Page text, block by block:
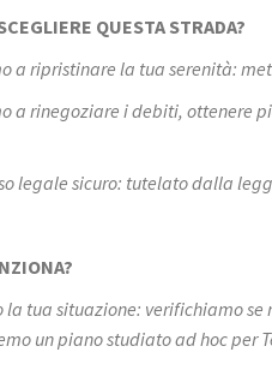
QUESTA STRADA?
a ripristinare la tua serenità:
a rinegoziare i debiti, ottenere
legale sicuro: tutelato dalla
la tua situazione: verifichiamo
un piano studiato ad hoc per